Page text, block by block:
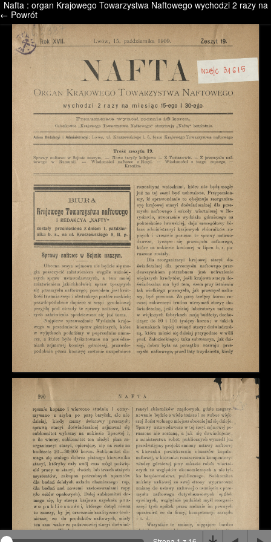
/* */ /* */ /* pliki_strona_po_stronie */
Nafta : organ Krajowego Towarzystwa Naftowego wychodzi 2 razy
← Powrót
Na stronie wykorzystywane są pliki cookie, bądź
podobne rozwiązania. Aby poznać szczegóły zapoznaj
się zpolityką prywatności.
Rozumiem